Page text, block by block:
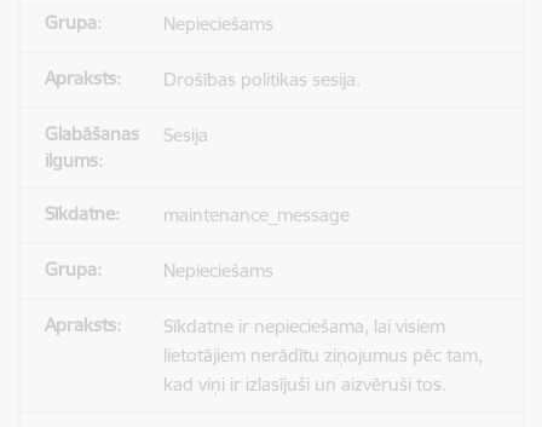
Nepieciešams
Drošības politikas sesija.
Sesija
maintenance_message
Nepieciešams
Sīkdatne ir nepieciešama, lai visiem
lietotājiem nerādītu ziņojumus pēc tam,
kad viņi ir izlasījuši un aizvēruši tos.